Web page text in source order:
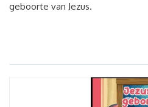
geboorte van Jezus.